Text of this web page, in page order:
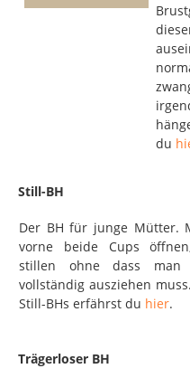
du
Still-BH
Der BH für junge Mütter.
vorne beide Cups
stillen ohne dass man
vollständig ausziehen
Still-BHs erfährst du hier.
Trägerloser BH